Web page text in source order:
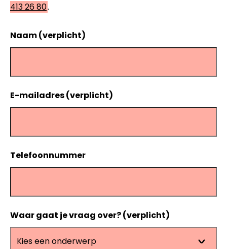
413 26 80.
Naam (verplicht)
E-mailadres (verplicht)
Telefoonnummer
Waar gaat je vraag over? (verplicht)